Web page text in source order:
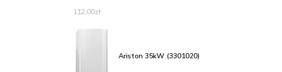
112,00zł
Ariston 35kW (3301020)